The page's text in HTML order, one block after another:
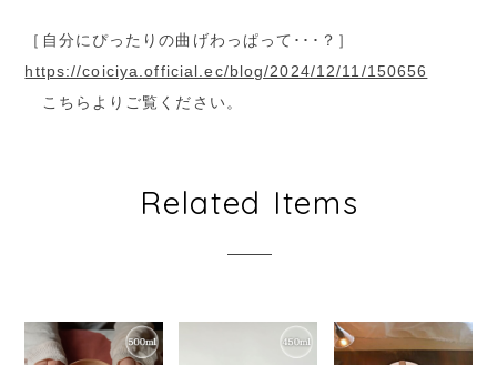
［自分にぴったりの曲げわっぱって･･･？］
https://coiciya.official.ec/blog/2024/12/11/150656
こちらよりご覧ください。
Related Items